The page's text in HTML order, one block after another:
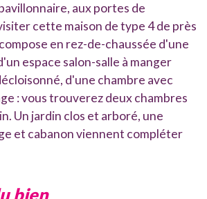
aux portes de
cette maison de type 4 de près
en rez-de-chaussée d'une
espace salon-salle à manger
d'une chambre avec
: vous trouverez deux chambres
Un jardin clos et arboré, une
et cabanon viennent compléter
bien